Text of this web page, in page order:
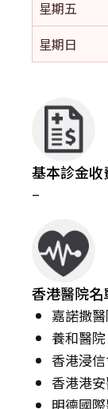
星期五
星期日
基本診金收
–
香港醫院名
嘉諾撒
養和醫院
香港浸
香港港
明德國